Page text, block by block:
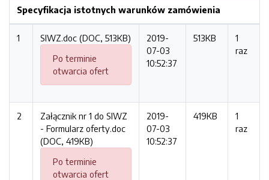
Specyfikacja istotnych warunków zamówienia
1
SIWZ.doc (DOC, 513KB)
Po terminie
otwarcia ofert
2019-
07-03
10:52:37
513KB
1
raz
2
Załącznik nr 1 do SIWZ
- Formularz oferty.doc
(DOC, 419KB)
Po terminie
otwarcia ofert
2019-
07-03
10:52:37
419KB
1
raz